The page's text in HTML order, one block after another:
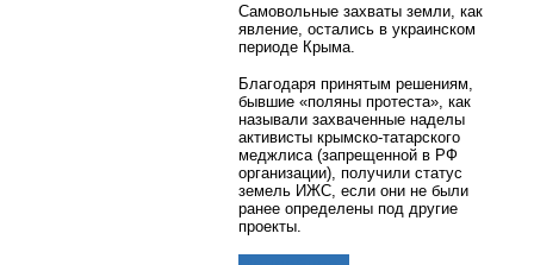
Самовольные захваты земли, как
явление, остались в украинском
периоде Крыма.
Благодаря принятым решениям,
бывшие «поляны протеста», как
называли захваченные наделы
активисты крымско-татарского
меджлиса (запрещенной в РФ
организации), получили статус
земель ИЖС, если они не были
ранее определены под другие
проекты.